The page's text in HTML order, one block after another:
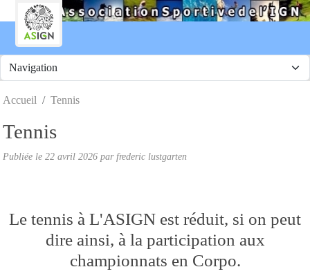
Accueil Tennis
Tennis
Publiée le 22 avril 2026 par frederic lustgarten
Le tennis à L'ASIGN est réduit, si on peut
dire ainsi, à la participation aux
championnats en Corpo.
Panneau de gestion des cookies